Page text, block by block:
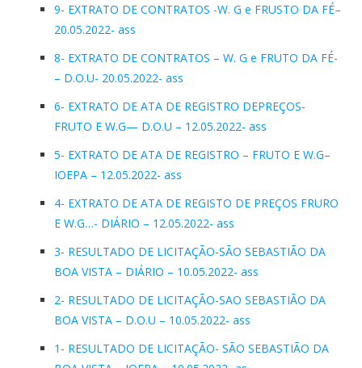
9- EXTRATO DE CONTRATOS -W. G e FRUSTO DA FÉ–
20.05.2022- ass
8- EXTRATO DE CONTRATOS – W. G e FRUTO DA FÉ-
– D.O.U- 20.05.2022- ass
6- EXTRATO DE ATA DE REGISTRO DEPREÇOS-
FRUTO E W.G— D.O.U – 12.05.2022- ass
5- EXTRATO DE ATA DE REGISTRO – FRUTO E W.G–
IOEPA – 12.05.2022- ass
4- EXTRATO DE ATA DE REGISTO DE PREÇOS FRURO
E W.G…- DIÁRIO – 12.05.2022- ass
3- RESULTADO DE LICITAÇÃO-SÃO SEBASTIÃO DA
BOA VISTA – DIÁRIO – 10.05.2022- ass
2- RESULTADO DE LICITAÇÃO-SAO SEBASTIÃO DA
BOA VISTA – D.O.U – 10.05.2022- ass
1- RESULTADO DE LICITAÇÃO- SÃO SEBASTIÃO DA